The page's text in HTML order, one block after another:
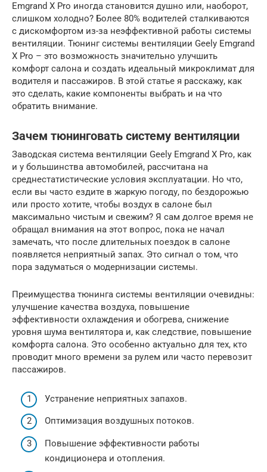
Emgrand X Pro иногда становится душно или, наоборот,
слишком холодно? Более 80% водителей сталкиваются
с дискомфортом из-за неэффективной работы системы
вентиляции. Тюнинг системы вентиляции Geely Emgrand
X Pro – это возможность значительно улучшить
комфорт салона и создать идеальный микроклимат для
водителя и пассажиров. В этой статье я расскажу, как
это сделать, какие компоненты выбрать и на что
обратить внимание.
Зачем тюнинговать систему вентиляции
Заводская система вентиляции Geely Emgrand X Pro, как
и у большинства автомобилей, рассчитана на
среднестатистические условия эксплуатации. Но что,
если вы часто ездите в жаркую погоду, по бездорожью
или просто хотите, чтобы воздух в салоне был
максимально чистым и свежим? Я сам долгое время не
обращал внимания на этот вопрос, пока не начал
замечать, что после длительных поездок в салоне
появляется неприятный запах. Это сигнал о том, что
пора задуматься о модернизации системы.
Преимущества тюнинга системы вентиляции очевидны:
улучшение качества воздуха, повышение
эффективности охлаждения и обогрева, снижение
уровня шума вентилятора и, как следствие, повышение
комфорта салона. Это особенно актуально для тех, кто
проводит много времени за рулем или часто перевозит
пассажиров.
Устранение неприятных запахов.
Оптимизация воздушных потоков.
Повышение эффективности работы
кондиционера и отопления.